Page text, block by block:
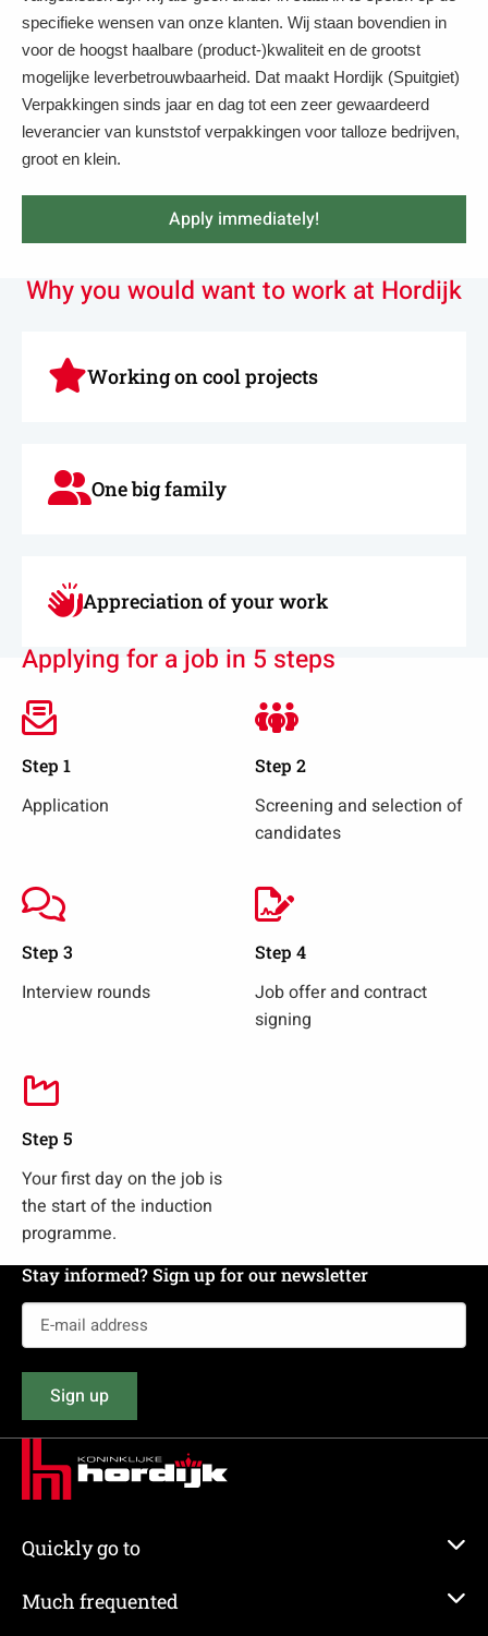
specifieke wensen van onze klanten. Wij staan bovendien in
voor de hoogst haalbare (product-)kwaliteit en de grootst
mogelijke leverbetrouwbaarheid. Dat maakt Hordijk (Spuitgiet)
Verpakkingen sinds jaar en dag tot een zeer gewaardeerd
leverancier van kunststof verpakkingen voor talloze bedrijven,
groot en klein.
Apply immediately!
Why you would want to work at Hordijk
Working on cool projects
One big family
Appreciation of your work
Applying for a job in 5 steps
Step 1
Application
Step 2
Screening and selection of
candidates
Step 3
Interview rounds
Step 4
Job offer and contract
signing
Step 5
Your first day on the job is
the start of the induction
programme.
Stay informed? Sign up for our newsletter
mail
address
(Required)
Sign up
Quickly go to
Much frequented